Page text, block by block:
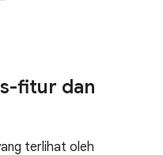
fitur dan
terlihat oleh